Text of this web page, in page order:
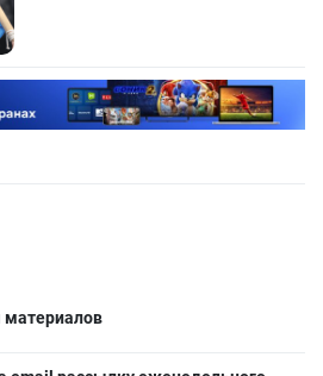
материалов